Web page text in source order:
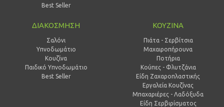
Best Seller
ΔΙΑΚΟΣΜΗΣΗ
Σαλόνι
Υπνοδωμάτιο
Κουζίνα
Παιδικό Υπνοδωμάτιο
Best Seller
ΚΟΥΖΙΝΑ
Πιάτα - Σερβίτσια
Μαχαιροπήρουνα
Ποτήρια
Κούπες - Φλυτζάνια
Είδη Ζαχαροπλαστικής
Εργαλεία Κουζίνας
Μπαχαριέρες - Λαδόξυδα
Είδη Σερβιρίσματος